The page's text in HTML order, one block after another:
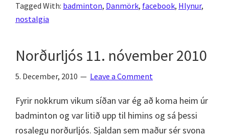
Tagged With: badminton, Danmörk, facebook, Hlynur,
nostalgia
Norðurljós 11. nóvember 2010
5. December, 2010 Leave a Comment
Fyrir nokkrum vikum síðan var ég að koma heim úr
badminton og var litið upp til himins og sá þessi
rosalegu norðurljós. Sjaldan sem maður sér svona